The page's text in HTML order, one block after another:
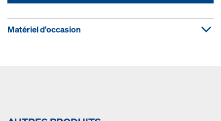
Matériel d'occasion